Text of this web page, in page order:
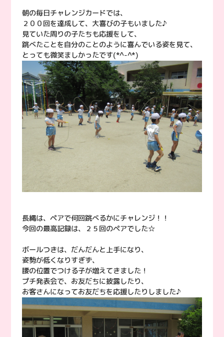
朝の毎日チャレンジカードでは、
２００回を達成して、大喜びの子もいました♪
見ていた周りの子たちも応援をして、
跳べたことを自分のことのように喜んでいる姿を見て、
とっても微笑ましかったです(*^-^*)
長縄は、ペアで何回跳べるかにチャレンジ！！
今回の最高記録は、２５回のペアでした☆
ボールつきは、だんだんと上手になり、
姿勢が低くなりすぎず、
腰の位置でつける子が増えてきました！
プチ発表会で、お友だちに披露したり、
お客さんになってお友だちを応援したりしました♪